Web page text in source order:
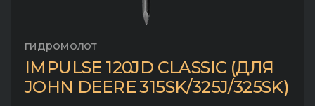
гидромолот
IMPULSE 120JD CLASSIC (ДЛЯ
JOHN DEERE 315SK/325J/325SK)